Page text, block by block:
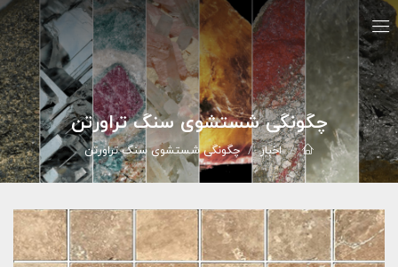
چگونگی شستشوی سنگ تراورتن
اخبار چگونگی شستشوی سنگ تراورتن